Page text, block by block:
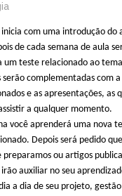
com uma introdução do
de cada semana de aula
um teste relacionado ao
serão complementadas com
e as apresentações, as
a qualquer momento.
você aprenderá uma nova
Depois será pedido
preparamos ou artigos
auxiliar no seu
a dia de seu projeto,